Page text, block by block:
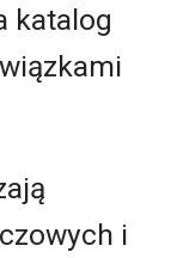
katalog
i